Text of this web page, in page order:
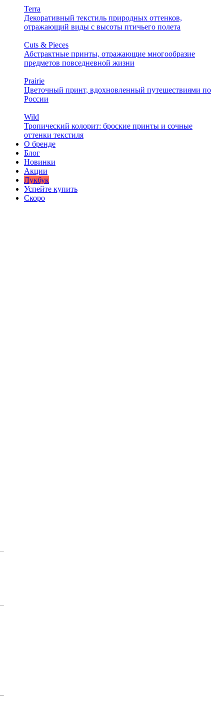
Terra
Декоративный текстиль природных оттенков,
отражающий виды с высоты птичьего полета
Cuts & Pieces
Абстрактные принты, отражающие многообразие
предметов повседневной жизни
Prairie
Цветочный принт, вдохновленный путешествиями по
России
Wild
Тропический колорит: броские принты и сочные
оттенки текстиля
О бренде
Блог
Новинки
Акции
Лукбук
Успейте купить
Скоро